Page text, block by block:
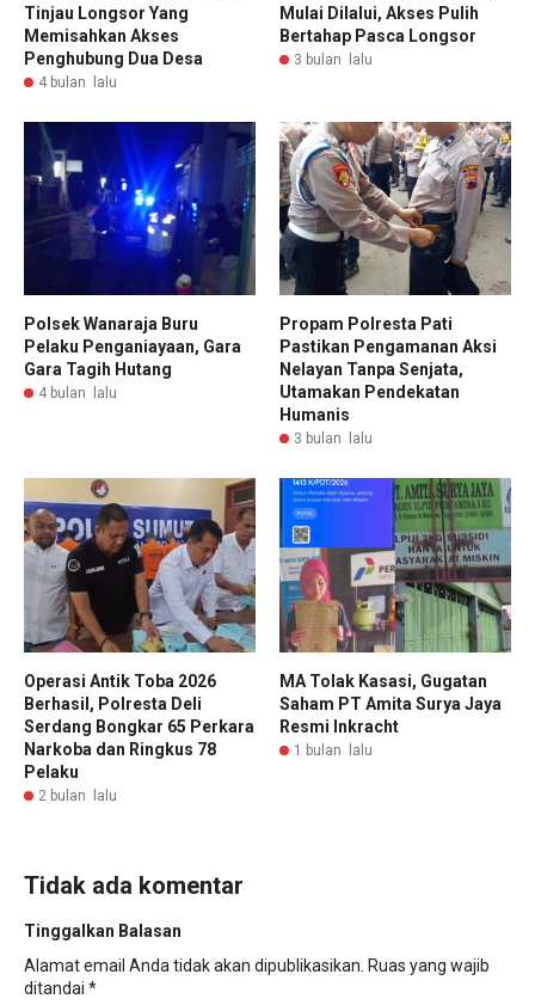
Tinjau Longsor Yang
Memisahkan Akses
Penghubung Dua Desa
4 bulan lalu
Mulai Dilalui, Akses Pulih
Bertahap Pasca Longsor
3 bulan lalu
Polsek Wanaraja Buru
Pelaku Penganiayaan, Gara
Gara Tagih Hutang
4 bulan lalu
Propam Polresta Pati
Pastikan Pengamanan Aksi
Nelayan Tanpa Senjata,
Utamakan Pendekatan
Humanis
3 bulan lalu
Operasi Antik Toba 2026
Berhasil, Polresta Deli
Serdang Bongkar 65 Perkara
Narkoba dan Ringkus 78
Pelaku
2 bulan lalu
MA Tolak Kasasi, Gugatan
Saham PT Amita Surya Jaya
Resmi Inkracht
1 bulan lalu
Tidak ada komentar
Tinggalkan Balasan
Alamat email Anda tidak akan dipublikasikan. Ruas yang wajib
ditandai *